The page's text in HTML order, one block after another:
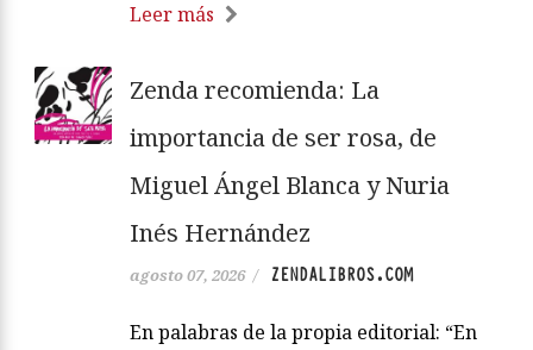
Leer más
Zenda recomienda: La
importancia de ser rosa, de
Miguel Ángel Blanca y Nuria
Inés Hernández
agosto 07, 2026 / ZENDALIBROS.COM
En palabras de la propia editorial: “En